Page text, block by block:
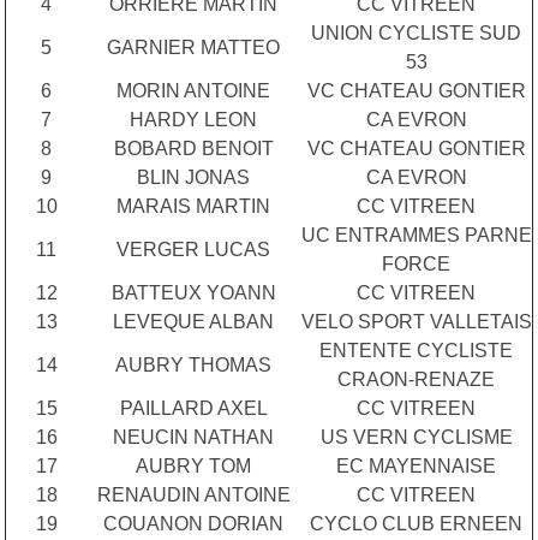
5 GARNIER MATTEO
UNION CYCLISTE SUD
53
6
MORIN ANTOINE
VC CHATEAU GONTIER
7
HARDY LEON
CA EVRON
8
BOBARD BENOIT
VC CHATEAU GONTIER
9
BLIN JONAS
CA EVRON
10
MARAIS MARTIN CC VITREEN
11 VERGER LUCAS
UC ENTRAMMES PARNE
FORCE
12
BATTEUX YOANN
CC VITREEN
13
LEVEQUE ALBAN VELO SPORT VALLETAIS
14 AUBRY THOMAS
ENTENTE CYCLISTE
CRAON-RENAZE
15
PAILLARD AXEL
CC VITREEN
16
NEUCIN NATHAN
US VERN CYCLISME
17
AUBRY TOM
EC MAYENNAISE
18
RENAUDIN ANTOINE
CC VITREEN
19
COUANON DORIAN
CYCLO CLUB ERNEEN